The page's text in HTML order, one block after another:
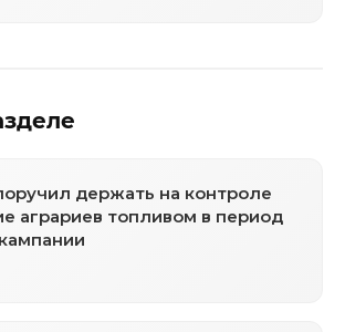
держать на контроле
аграриев топливом в период